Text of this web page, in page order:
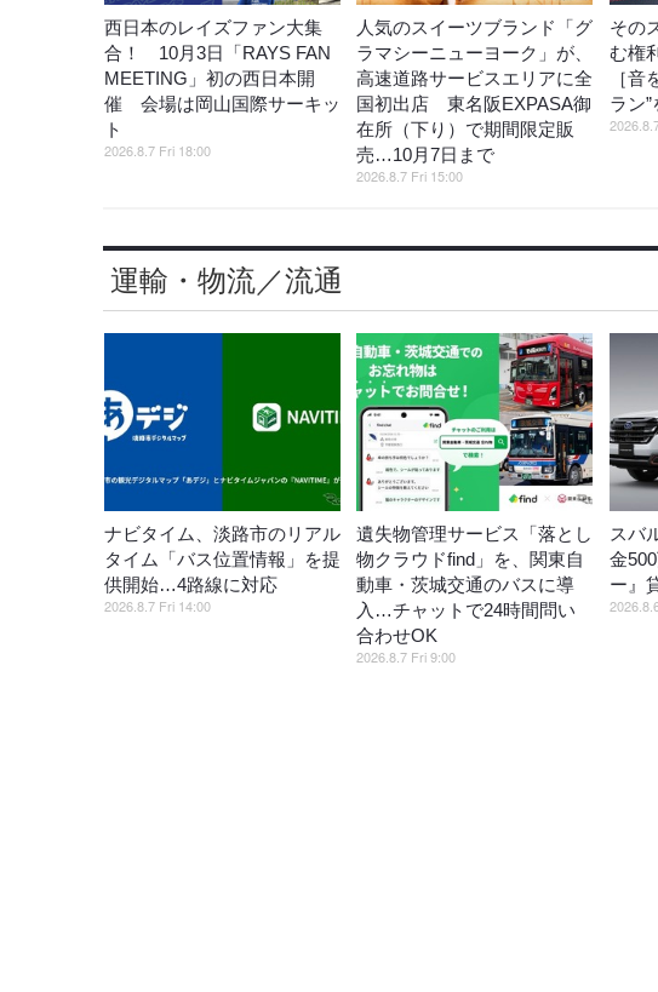
西日本のレイズファン大集
合！ 10月3日「RAYS FAN
MEETING」初の西日本開
催 会場は岡山国際サーキッ
ト
2026.8.7 Fri 18:00
人気のスイーツブランド「グ
ラマシーニューヨーク」が、
高速道路サービスエリアに全
国初出店 東名阪EXPASA御
在所（下り）で期間限定販
売…10月7日まで
2026.8.7 Fri 15:00
その
む権
［音
ラン”
運輸・物流／流通
ナビタイム、淡路市のリアル
タイム「バス位置情報」を提
供開始…4路線に対応
2026.8.7 Fri 14:00
遺失物管理サービス「落とし
物クラウドfind」を、関東自
動車・茨城交通のバスに導
入…チャットで24時間問い
合わせOK
2026.8.7 Fri 9:00
スバ
金
ー』